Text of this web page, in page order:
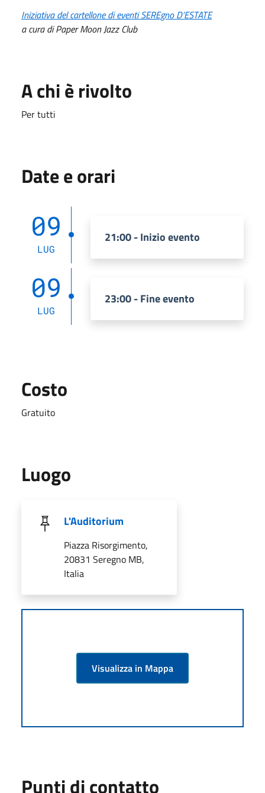
Iniziativa del cartellone di eventi SEREgno D’ESTATE
a cura di Paper Moon Jazz Club
A chi è rivolto
Per tutti
Date e orari
09
LUG
21:00 - Inizio evento
09
LUG
23:00 - Fine evento
Costo
Gratuito
Luogo
L'Auditorium
Piazza Risorgimento,
20831 Seregno MB,
Italia
Visualizza in Mappa
Punti di contatto